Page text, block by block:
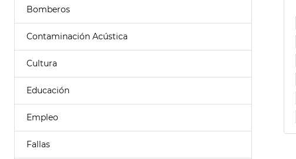
Bomberos
Contaminación Acústica
Cultura
Educación
Empleo
Fallas